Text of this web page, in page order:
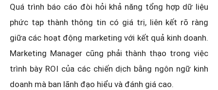
Quá trình báo cáo đòi hỏi khả năng tổng hợp dữ liệu
phức tạp thành thông tin có giá trị, liên kết rõ ràng
giữa các hoạt động marketing với kết quả kinh doanh.
Marketing Manager cũng phải thành thạo trong việc
trình bày ROI của các chiến dịch bằng ngôn ngữ kinh
doanh mà ban lãnh đạo hiểu và đánh giá cao.